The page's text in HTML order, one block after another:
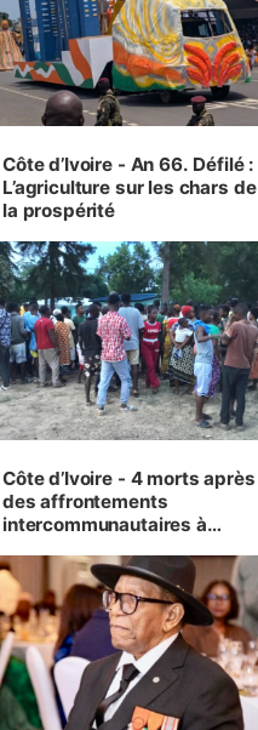
Côte d’Ivoire - An 66. Défilé :
L’agriculture sur les chars de
la prospérité
Côte d’Ivoire - 4 morts après
des affrontements
intercommunautaires à
correspondant au milieu des
sinistrés